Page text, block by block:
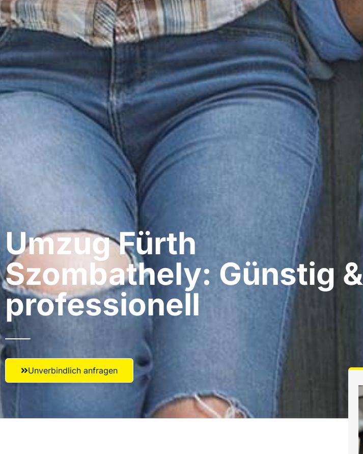
Umzug Fürth​
Szombathely: Günstig &
professionell​
Unverbindlich anfragen